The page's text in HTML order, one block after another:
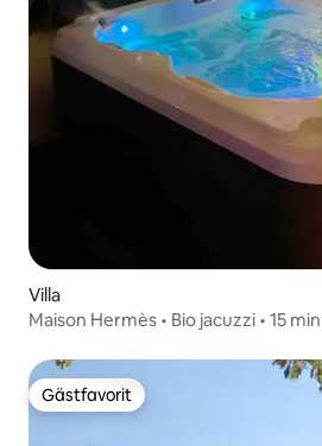
Villa
Maison Hermès • Bio jacuzzi • 15
Gästfavorit
Gästfavorit